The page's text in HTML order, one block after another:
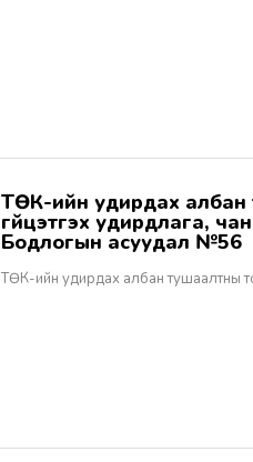
ТӨК-ийн удирдах албан тушаалтны томилгоо: ТУЗ-ийн гишүүн,
гүйцэтгэх удирдлага,
Бодлогын асуудал №56
ТӨК-ийн удирдах албан тушаалтны